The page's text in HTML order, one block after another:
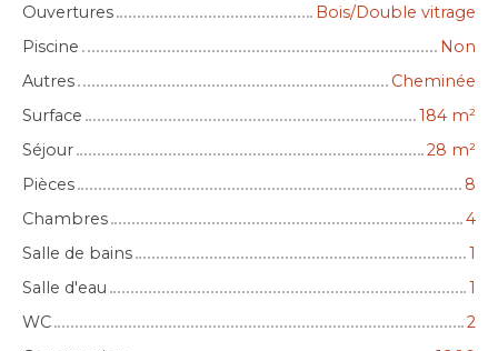
Ouvertures
Bois/Double vitrage
Piscine
Non
Autres
Cheminée
Surface
184 m²
Séjour
28 m²
Pièces
8
Chambres
4
Salle de bains
1
Salle d'eau
1
WC
2